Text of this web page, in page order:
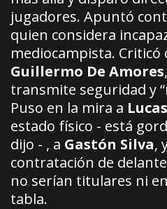
jugadores. Apuntó
quien considera
mediocampista. Criticó
Guillermo De Amores
transmite seguridad y
Puso en la mira a
estado físico - está
dijo - , a Gastón Silva,
contratación de
no serían titulares ni
tabla.